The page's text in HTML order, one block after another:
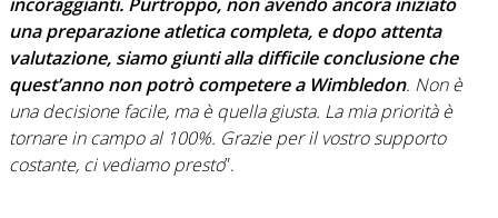
una preparazione atletica completa, e dopo attenta
valutazione, siamo giunti alla difficile conclusione che
quest’anno non potrò competere a Wimbledon. Non è
una decisione facile, ma è quella giusta. La mia priorità è
tornare in campo al 100%. Grazie per il vostro supporto
costante, ci vediamo presto”.